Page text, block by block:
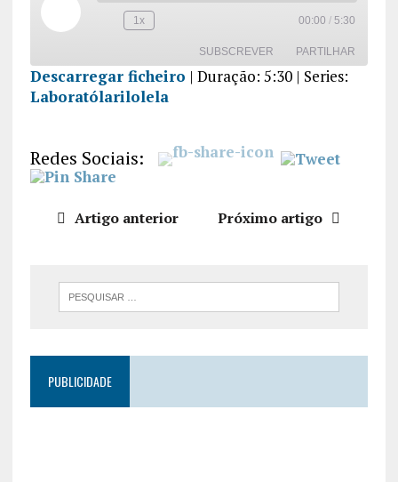
1x 00:00 / 5:30
SUBSCREVER PARTILHAR
PARTILHA
INCORPO
RAR
Descarregar ficheiro | Duração: 5:30| Series:
Laboratólarilolela
Redes Sociais:
Artigo anterior Próximo artigo
PUBLICIDADE